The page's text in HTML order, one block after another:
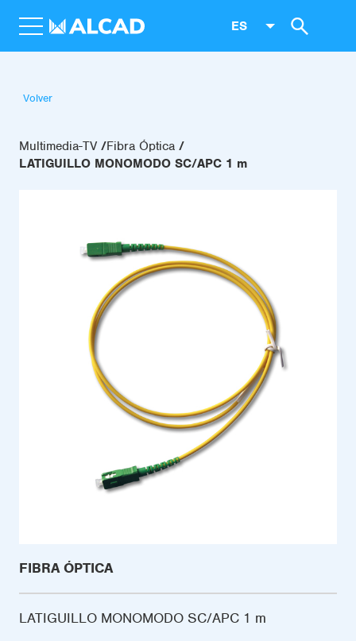
ES
Volver
Multimedia-TV
Fibra Óptica
LATIGUILLO MONOMODO SC/APC 1 m
FIBRA ÓPTICA
LATIGUILLO MONOMODO SC/APC 1 m